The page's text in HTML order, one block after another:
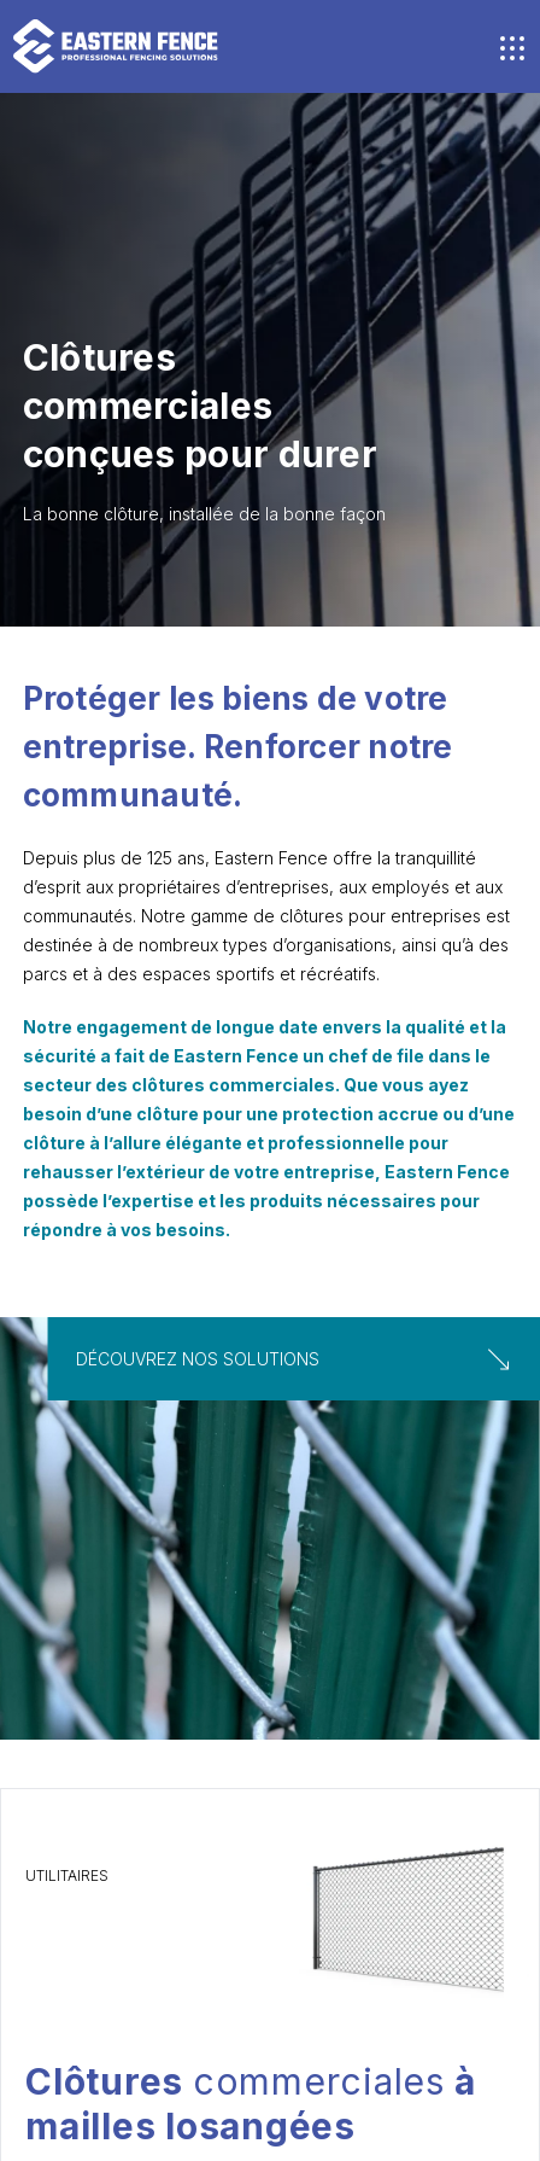
au
contenu
principal
Clôtures
commerciales
conçues pour durer
La bonne clôture, installée de la bonne façon
Protéger les biens de votre
entreprise. Renforcer notre
communauté.
Depuis plus de 125 ans, Eastern Fence offre la tranquillité
d’esprit aux propriétaires d’entreprises, aux employés et aux
communautés. Notre gamme de clôtures pour entreprises est
destinée à de nombreux types d’organisations, ainsi qu’à des
parcs et à des espaces sportifs et récréatifs.
Notre engagement de longue date envers la qualité et la
sécurité a fait de Eastern Fence un chef de file dans le
secteur des clôtures commerciales. Que vous ayez
besoin d’une clôture pour une protection accrue ou d’une
clôture à l’allure élégante et professionnelle pour
rehausser l’extérieur de votre entreprise, Eastern Fence
possède l’expertise et les produits nécessaires pour
répondre à vos besoins.
DÉCOUVREZ NOS SOLUTIONS
UTILITAIRES
Clôtures commerciales à
mailles losangées